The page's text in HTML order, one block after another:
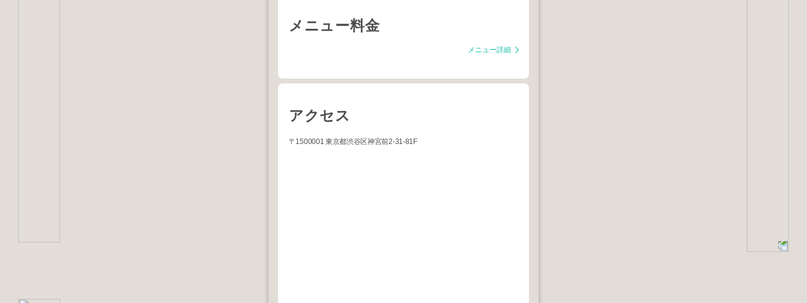
メニュー料金
メニュー詳細
アクセス
〒1500001 東京都渋谷区神宮前2-31-81F